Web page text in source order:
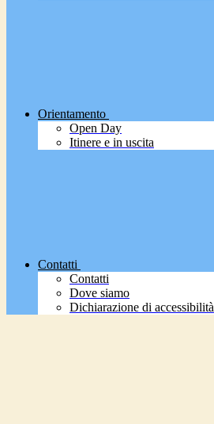
Orientamento
Open Day
Itinere e in uscita
Contatti
Contatti
Dove siamo
Dichiarazione di accessibilità